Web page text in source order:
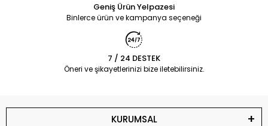
Geniş Ürün Yelpazesi
Binlerce ürün ve kampanya seçeneği
7 / 24 DESTEK
Öneri ve şikayetlerinizi bize iletebilirsiniz.
KURUMSAL